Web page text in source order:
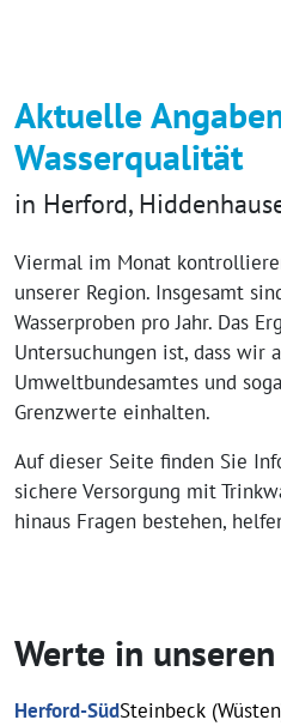
Aktuelle
Wasserqualität
in Herford,
Viermal im Monat
unserer Region. Insgesamt
Wasserproben pro Jahr. Das
Untersuchungen ist, dass wir
Umweltbundesamtes und
Grenzwerte einhalten.
Auf dieser Seite finden Sie
sichere Versorgung mit
hinaus Fragen bestehen,
Werte in
Herford-SüdSteinbeck